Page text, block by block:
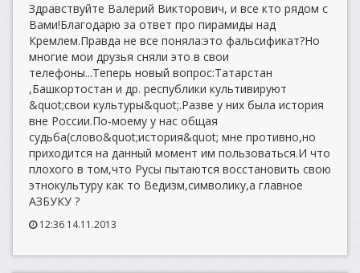
Здравствуйте Валерий Викторович, и все кто рядом с
Вами!Благодарю за ответ про пирамиды над
Кремлем.Правда не все поняла:это фальсификат?Но
многие мои друзья сняли это в свои
телефоны...Теперь новый вопрос:Татарстан
,Башкортостан и др. республики культивируют
&quot;свои культуры&quot;.Разве у них была история
вне России.По-моему у нас общая
судьба(слово&quot;история&quot; мне противно,но
приходится на данный момент им пользоваться.И что
плохого в том,что Русы пытаются восстановить свою
этнокультуру как то Ведизм,символику,а главное
АЗБУКУ ?
12:36 14.11.2013